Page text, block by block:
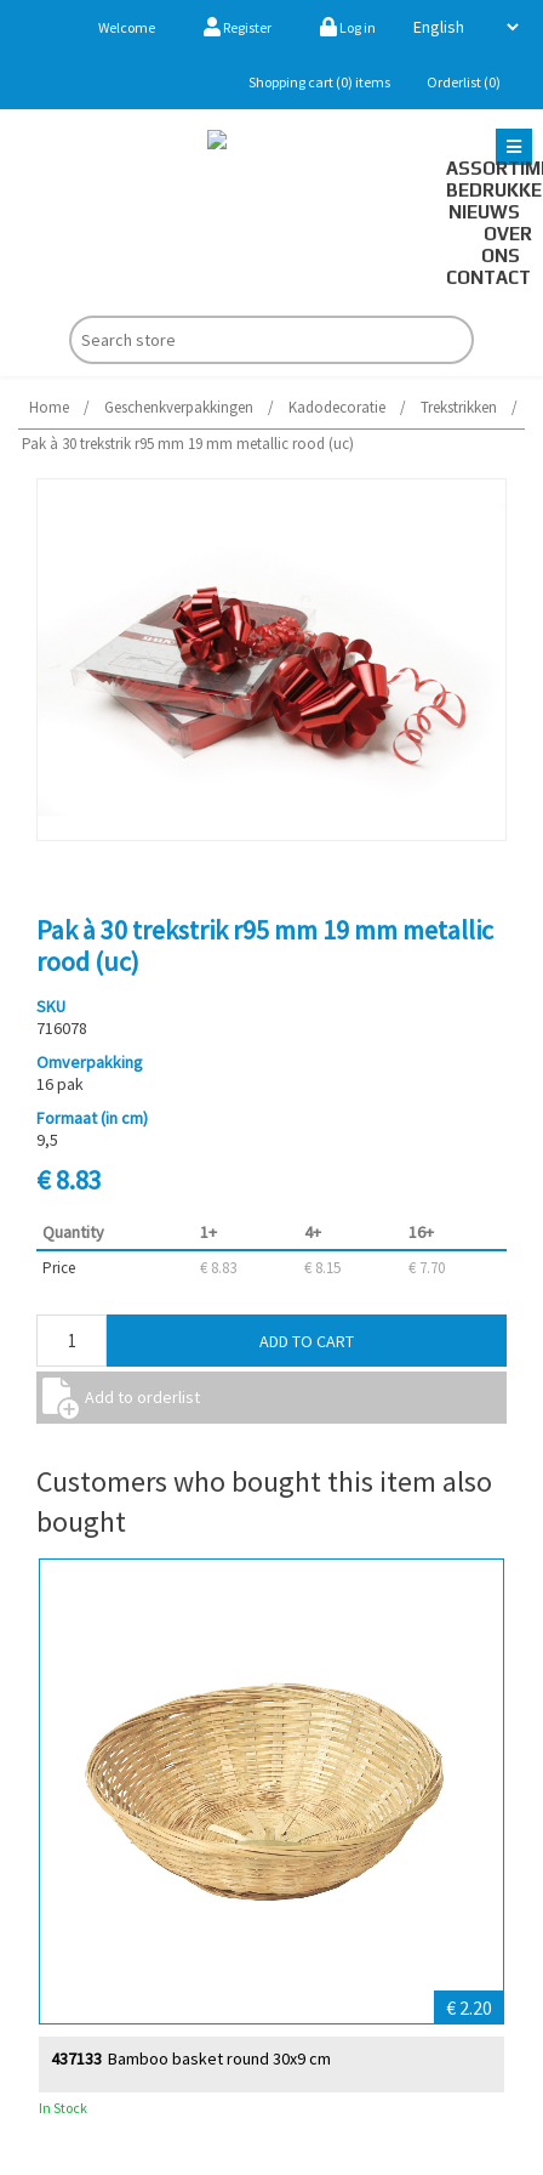
Welcome Register Log in
Shopping cart (0) items Orderlist (0)
NIEUWS
OVER
ONS
CONTACT
Home / Geschenkverpakkingen / Kadodecoratie / Trekstrikken
/
Pak à 30 trekstrik r95 mm 19 mm metallic rood (uc)
Pak à 30 trekstrik r95 mm 19 mm metallic
rood (uc)
SKU
716078
Omverpakking
16 pak
Formaat (in cm)
9,5
€ 8.83
Quantity 1+ 4+ 16+
Price € 8.83 € 8.15 € 7.70
Customers who bought this item also
bought
€ 2.20
Bamboo basket round 30x9 cm
437133
In Stock